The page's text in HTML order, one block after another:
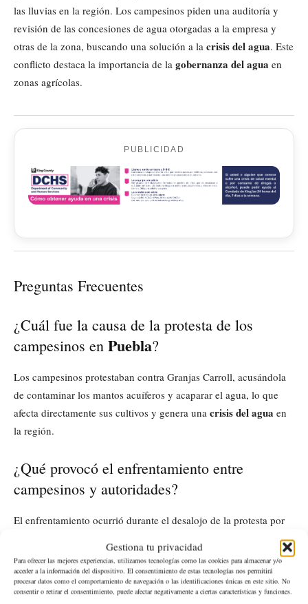
Gestiona tu privacidad
Para ofrecer las mejores experiencias, utilizamos tecnologías como las cookies para almacenar y/o
acceder a la información del dispositivo. El consentimiento de estas tecnologías nos permitirá
procesar datos como el comportamiento de navegación o las identificaciones únicas en este sitio. No
consentir o retirar el consentimiento, puede afectar negativamente a ciertas características y funciones.
las lluvias en la región. Los campesinos piden una auditoría y
revisión de las concesiones de agua otorgadas a la empresa y
otras de la zona, buscando una solución a la crisis del agua. Este
conflicto destaca la importancia de la gobernanza del agua en
zonas agrícolas.
PUBLICIDAD
Preguntas Frecuentes
¿Cuál fue la causa de la protesta de los
campesinos en Puebla?
Los campesinos protestaban contra Granjas Carroll, acusándola
de contaminar los mantos acuíferos y acaparar el agua, lo que
afecta directamente sus cultivos y genera una crisis del agua en
la región.
¿Qué provocó el enfrentamiento entre
campesinos y autoridades?
El enfrentamiento ocurrió durante el desalojo de la protesta por
parte de elementos de la Secretaría de Seguridad Pública estatal,
lo que escaló la tensión y resultó en el uso de la fuerza por
ambas partes.